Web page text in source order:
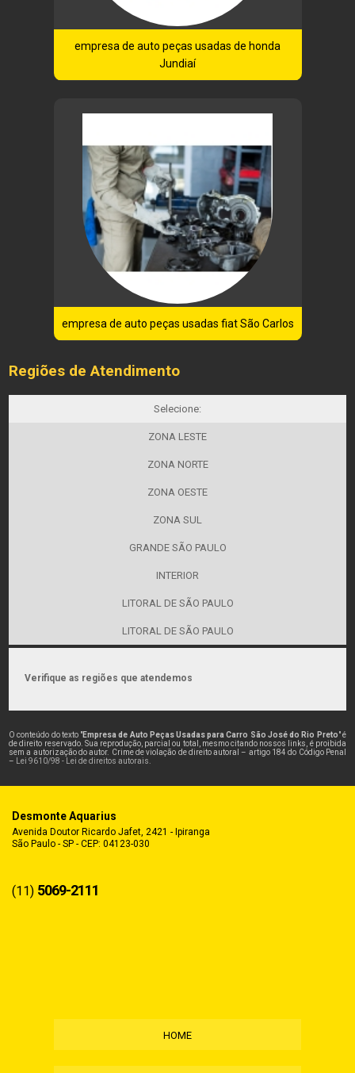
empresa de auto peças usadas de honda
Jundiaí
empresa de auto peças usadas fiat São Carlos
Regiões de Atendimento
Selecione:
ZONA LESTE
ZONA NORTE
ZONA OESTE
ZONA SUL
GRANDE SÃO PAULO
INTERIOR
LITORAL DE SÃO PAULO
LITORAL DE SÃO PAULO
Verifique as regiões que atendemos
O conteúdo do texto "Empresa de Auto Peças Usadas para Carro São José do Rio Preto" é
de direito reservado. Sua reprodução, parcial ou total, mesmo citando nossos links, é proibida
sem a autorização do autor. Crime de violação de direito autoral – artigo 184 do Código Penal
–
Lei 9610/98 - Lei de direitos autorais
Desmonte Aquarius
Avenida Doutor Ricardo Jafet, 2421 - Ipiranga
São Paulo - SP - CEP: 04123-030
(11) 5069-2111
HOME